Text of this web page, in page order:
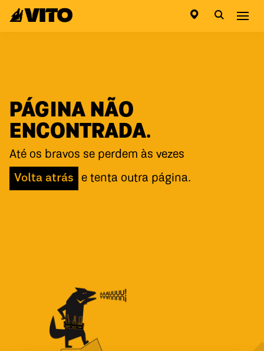
Ir para a página inicial
PÁGINA NÃO
ENCONTRADA.
Até os bravos se perdem às vezes
Volta atrás
e tenta outra página.